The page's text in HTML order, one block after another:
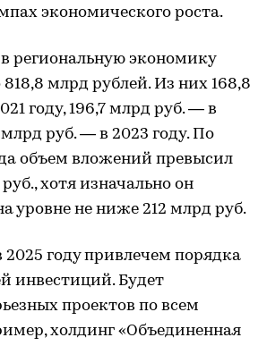
экономического роста.
региональную экономику
млрд рублей. Из них 168,8
году, 196,7 млрд руб. — в
млрд руб. — в 2023 году. По
объем вложений превысил
хотя изначально он
уровне не ниже 212 млрд руб.
году привлечем порядка
инвестиций. Будет
проектов по всем
холдинг «Объединенная